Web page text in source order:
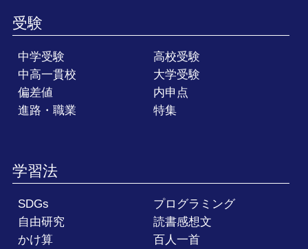
受験
中学受験
高校受験
中高一貫校
大学受験
偏差値
内申点
進路・職業
特集
学習法
SDGs
プログラミング
自由研究
読書感想文
かけ算
百人一首